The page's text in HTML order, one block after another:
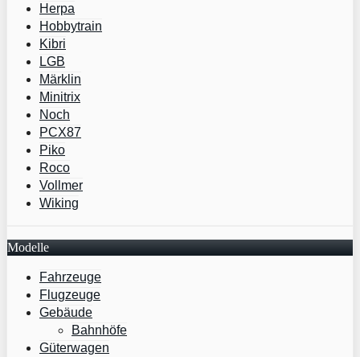
Herpa
Hobbytrain
Kibri
LGB
Märklin
Minitrix
Noch
PCX87
Piko
Roco
Vollmer
Wiking
Modelle
Fahrzeuge
Flugzeuge
Gebäude
Bahnhöfe
Güterwagen